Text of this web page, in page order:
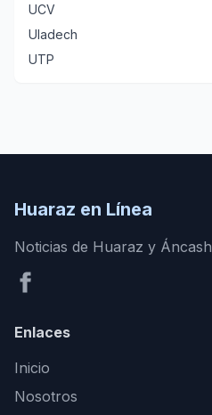
UCV
Uladech
UTP
Huaraz en Línea
Noticias de Huaraz y Áncash
Enlaces
Inicio
Nosotros